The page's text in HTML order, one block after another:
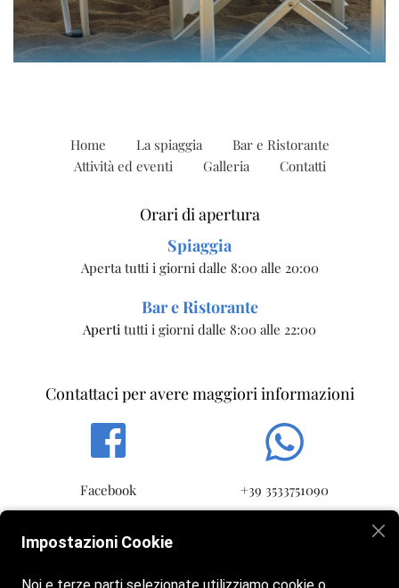
Home La spiaggia
Bar e Ristorante
Attività ed eventi
Galleria Contatti
Orari di apertura
Spiaggia
Aperta tutti i giorni dalle 8:00 alle 20:00
Bar e Ristorante
Aperti tutti i giorni dalle 8:00 alle 22:00
Contattaci per avere maggiori informazioni
Facebook +39 3533751090
Impostazioni Cookie